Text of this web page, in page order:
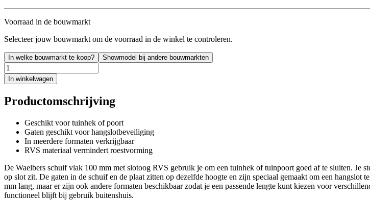
Voorraad in de bouwmarkt
Selecteer jouw bouwmarkt om de voorraad in de winkel te controleren.
In welke bouwmarkt te koop? Showmodel bij andere bouwmarkten
In winkelwagen
Productomschrijving
Geschikt voor tuinhek of poort
Gaten geschikt voor hangslotbeveiliging
In meerdere formaten verkrijgbaar
RVS materiaal vermindert roestvorming
De Waelbers schuif vlak 100 mm met slotoog RVS gebruik je om een tuinhek of tuinpoort goed af te sluiten. Je
op slot zit. De gaten in de schuif en de plaat zitten op dezelfde hoogte en zijn speciaal gemaakt om een
mm lang, maar er zijn ook andere formaten beschikbaar zodat je een passende lengte kunt kiezen voor
functioneel blijft bij gebruik buitenshuis.